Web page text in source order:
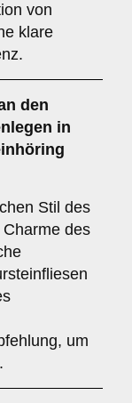
von
klare
den
in
Stil des
des
um